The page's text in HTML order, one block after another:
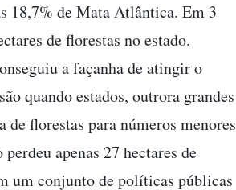
18,7% de Mata Atlântica. Em 3
de florestas no estado.
a façanha de atingir o
quando estados, outrora grandes
florestas para números menores
apenas 27 hectares de
um conjunto de políticas públicas